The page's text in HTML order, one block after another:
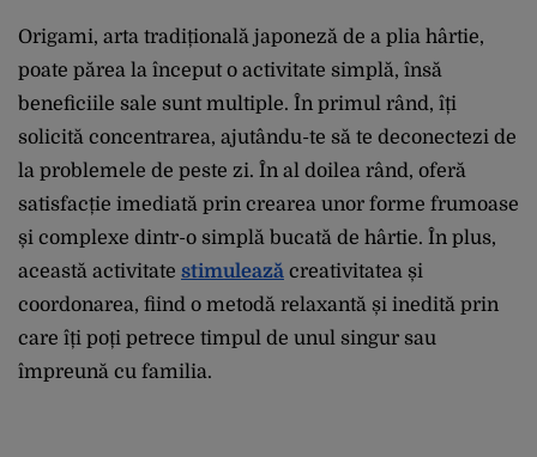
Origami, arta tradițională japoneză de a plia hârtie,
poate părea la început o activitate simplă, însă
beneficiile sale sunt multiple. În primul rând, îți
solicită concentrarea, ajutându-te să te deconectezi de
la problemele de peste zi. În al doilea rând, oferă
satisfacție imediată prin crearea unor forme frumoase
și complexe dintr-o simplă bucată de hârtie. În plus,
această activitate stimulează creativitatea și
coordonarea, fiind o metodă relaxantă și inedită prin
care îți poți petrece timpul de unul singur sau
împreună cu familia.